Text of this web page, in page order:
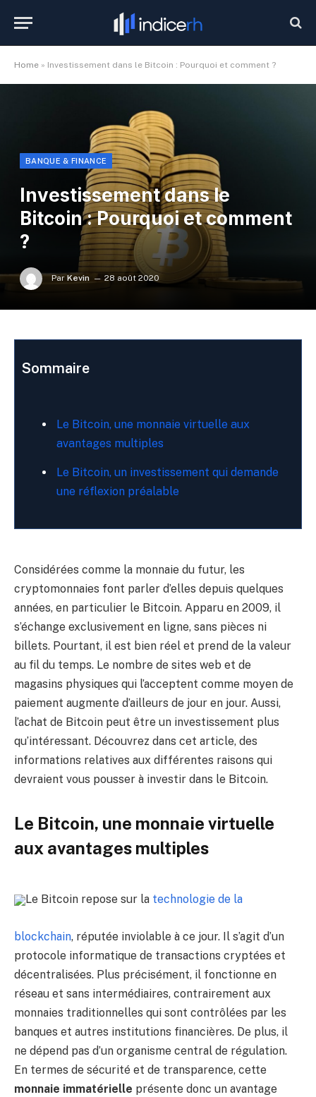
Home » Investissement dans le Bitcoin : Pourquoi et comment ?
BANQUE & FINANCE
Investissement dans le
Bitcoin : Pourquoi et comment
?
Par Kevin 28 août 2020
Sommaire
Le Bitcoin, une monnaie virtuelle aux
avantages multiples
Le Bitcoin, un investissement qui demande
une réflexion préalable
Considérées comme la monnaie du futur, les
cryptomonnaies font parler d’elles depuis quelques
années, en particulier le Bitcoin. Apparu en 2009, il
s’échange exclusivement en ligne, sans pièces ni
billets. Pourtant, il est bien réel et prend de la valeur
au fil du temps. Le nombre de sites web et de
magasins physiques qui l’acceptent comme moyen de
paiement augmente d’ailleurs de jour en jour. Aussi,
l’achat de Bitcoin peut être un investissement plus
qu’intéressant. Découvrez dans cet article, des
informations relatives aux différentes raisons qui
devraient vous pousser à investir dans le Bitcoin.
Le Bitcoin, une monnaie virtuelle
aux avantages multiples
Le Bitcoin repose sur la technologie de la
blockchain, réputée inviolable à ce jour. Il s’agit d’un
protocole informatique de transactions cryptées et
décentralisées. Plus précisément, il fonctionne en
réseau et sans intermédiaires, contrairement aux
monnaies traditionnelles qui sont contrôlées par les
banques et autres institutions financières. De plus, il
ne dépend pas d’un organisme central de régulation.
En termes de sécurité et de transparence, cette
monnaie immatérielle présente donc un avantage